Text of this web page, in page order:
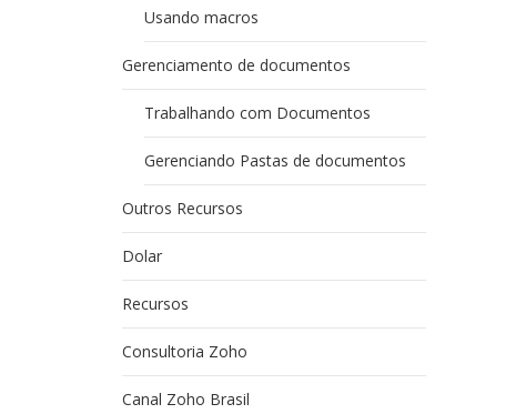
Usando macros
Gerenciamento de documentos
Trabalhando com Documentos
Gerenciando Pastas de documentos
Outros Recursos
Dolar
Recursos
Consultoria Zoho
Canal Zoho Brasil